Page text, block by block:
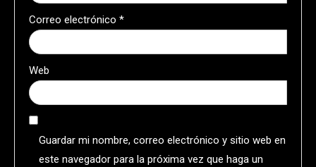
Correo electrónico *
Web
Guardar mi nombre, correo electrónico y sitio web en
este navegador para la próxima vez que haga un